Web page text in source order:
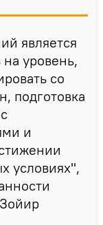
является
уровень,
со
подготовка
и
условиях",